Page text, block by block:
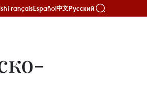
FrançaisEspañol中文Русский